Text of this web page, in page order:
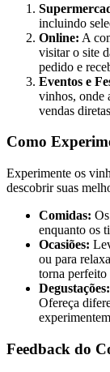
incluindo
Online: A
visitar o site
pedido e
Eventos e
vinhos, onde
vendas
Como
Experimente os
descobrir suas
Comidas:
enquanto os
Ocasiões:
ou para
torna perfeito
Degustações:
Ofereça
Feedback do